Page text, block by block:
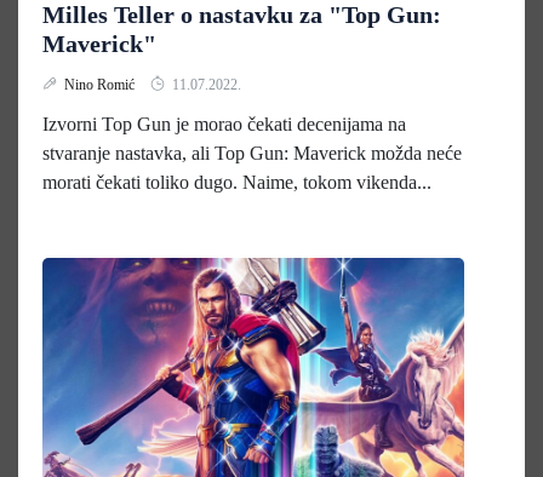
Milles Teller o nastavku za "Top Gun:
Maverick"
Nino Romić 11.07.2022.
Izvorni Top Gun je morao čekati decenijama na
stvaranje nastavka, ali Top Gun: Maverick možda neće
morati čekati toliko dugo. Naime, tokom vikenda...